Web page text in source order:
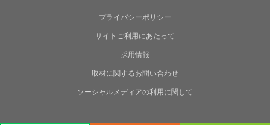
プライバシーポリシー
サイトご利用にあたって
採用情報
取材に関するお問い合わせ
ソーシャルメディアの利用に関して